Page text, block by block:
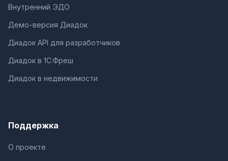
Внутренний ЭДО
Демо-версия Диадок
Диадок API для разработчиков
Диадок в 1С:Фреш
Диадок в недвижимости
Поддержка
О проекте